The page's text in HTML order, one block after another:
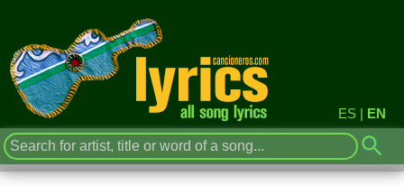
ES | EN